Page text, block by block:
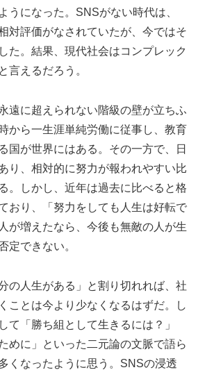
うになった。SNSがない時代は、
対評価がなされていたが、今ではそ
た。結果、現代社会はコンプレック
言えるだろう。
遠に超えられない階級の壁が立ちふ
から一生涯単純労働に従事し、教育
国が世界にはある。その一方で、日
り、相対的に努力が報われやすい比
。しかし、近年は過去に比べると格
おり、「努力をしても人生は好転で
が増えたなら、今後も無敵の人が生
定できない。
の人生がある」と割り切れれば、社
ことは今より少なくなるはずだ。し
て「勝ち組として生きるには？」
めに」といった二元論の文脈で語ら
くなったように思う。SNSの浸透